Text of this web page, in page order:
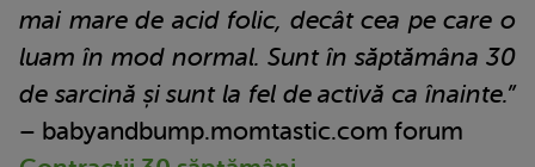
mai mare de acid folic, decât cea pe care o
luam în mod normal. Sunt în săptămâna 30
de sarcină și sunt la fel de activă ca înainte.”
– babyandbump.momtastic.com forum